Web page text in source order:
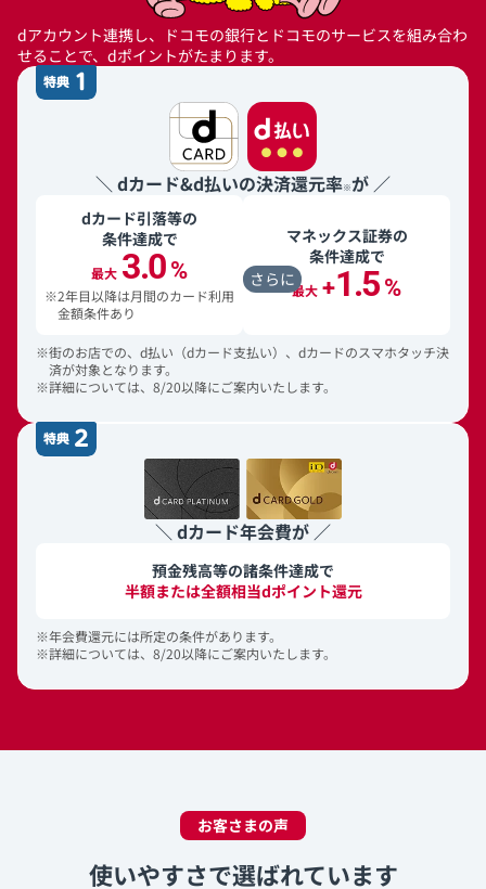
dアカウント連携し、ドコモの銀行とドコモのサービスを組み合わ
せることで、dポイントがたまります。
＼ dカード&d払いの決済還元率※が ／
dカード引落等の
条件達成で
最大 3.0 %
※2年目以降は月間のカード利用
金額条件あり
さらに
マネックス証券の
条件達成で
最大 +1.5 %
※街のお店での、d払い（dカード支払い）、dカードのスマホタッチ決
済が対象となります。
※詳細については、8/20以降にご案内いたします。
＼ dカード年会費が ／
預金残高等の諸条件達成で
半額または全額相当dポイント還元
※年会費還元には所定の条件があります。
※詳細については、8/20以降にご案内いたします。
お客さまの声
使いやすさで選ばれています